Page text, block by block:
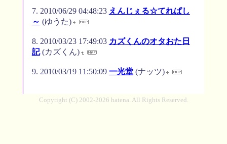
2010/06/29 04:48:23 えんじぇる☆てれぱし
～ (ゆうた)
2010/03/23 17:49:03 カズくんのオタおた日
記 (カズくん)
2010/03/19 11:50:09 一光堂 (ナッツ)
Copyright (C) 2002-2026 hatena. All Rights Reserved.